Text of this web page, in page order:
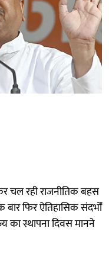
चल रही राजनीतिक बहस
फिर ऐतिहासिक संदर्भों
स्थापना दिवस मानने